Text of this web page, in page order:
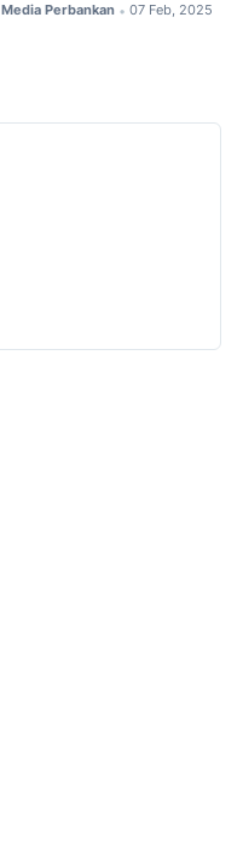
Media Perbankan • 07 Feb, 2025